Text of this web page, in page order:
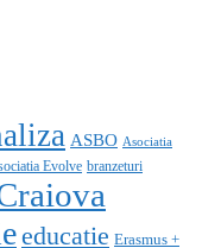
ASBO Asociatia
Evolve branzeturi
educatie Erasmus +